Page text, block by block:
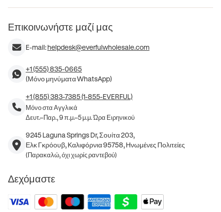
Επικοινωνήστε μαζί μας
E-mail:helpdesk@everfulwholesale.com
+1 (555) 835-0665
(Μόνο μηνύματα WhatsApp)
+1 (855) 383-7385 (1-855-EVERFUL)
Μόνο στα Αγγλικά
Δευτ.–Παρ., 9 π.μ.–5 μ.μ. Ώρα Ειρηνικού
9245 Laguna Springs Dr, Σουίτα 203,
Ελκ Γκρόουβ, Καλιφόρνια 95758, Ηνωμένες Πολιτείες
(Παρακαλώ, όχι χωρίς ραντεβού)
Δεχόμαστε